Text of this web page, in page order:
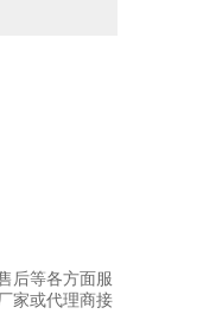
后等各方面服
家或代理商接